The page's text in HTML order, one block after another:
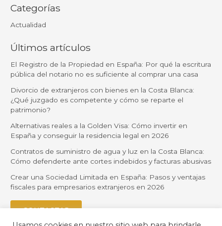
Categorías
Actualidad
Últimos artículos
El Registro de la Propiedad en España: Por qué la escritura
pública del notario no es suficiente al comprar una casa
Divorcio de extranjeros con bienes en la Costa Blanca:
¿Qué juzgado es competente y cómo se reparte el
patrimonio?
Alternativas reales a la Golden Visa: Cómo invertir en
España y conseguir la residencia legal en 2026
Contratos de suministro de agua y luz en la Costa Blanca:
Cómo defenderte ante cortes indebidos y facturas abusivas
Crear una Sociedad Limitada en España: Pasos y ventajas
fiscales para empresarios extranjeros en 2026
CONTACTAR